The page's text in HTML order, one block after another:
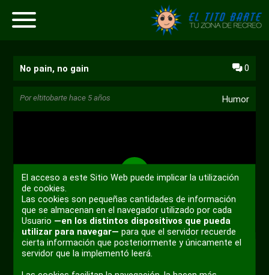
No pain, no gain 0
Poreltitobarte hace 5 años Humor
Reproducir
00:00
Desactivar
sonido
Ajustes
PIP
Reproducir
El acceso a este Sitio Web puede implicar la utilización
de cookies.
Las cookies son pequeñas cantidades de información
que se almacenan en el navegador utilizado por cada
Usuario —en los distintos dispositivos que pueda
utilizar para navegar— para que el servidor recuerde
cierta información que posteriormente y únicamente el
servidor que la implementó leerá.